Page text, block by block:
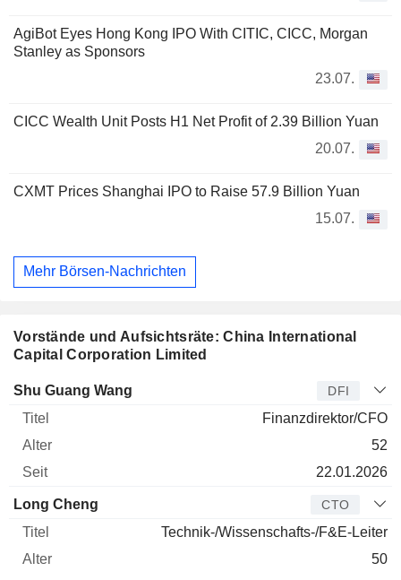
AgiBot Eyes Hong Kong IPO With CITIC, CICC, Morgan
Stanley as Sponsors
23.07.
CICC Wealth Unit Posts H1 Net Profit of 2.39 Billion Yuan
20.07.
CXMT Prices Shanghai IPO to Raise 57.9 Billion Yuan
15.07.
Mehr Börsen-Nachrichten
Vorstände und Aufsichtsräte: China International
Capital Corporation Limited
Manager Titel Alter
Shu Guang Wang DFI
Finanzdirektor/CFO
52
22.01.2026
Long Cheng CTO
Technik-/Wissenschafts-/F&E-Leiter
50